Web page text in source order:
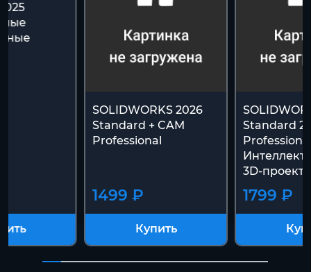
SOLIDWORKS 2026
Standard + CAM
Professional
1499 ₽
Купить
Standard
3D-
1799 ₽